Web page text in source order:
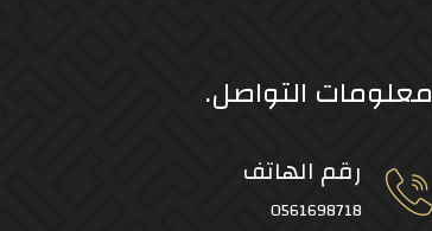
معلومات التواصل.
رقم الهاتف
0561698718